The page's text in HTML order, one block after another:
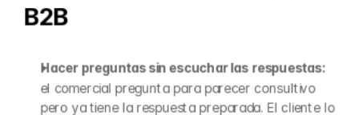
B2B
Hacer preguntas sin escuchar las respuestas:
el comercial pregunta para parecer consultivo
pero ya tiene la respuesta preparada. El cliente lo